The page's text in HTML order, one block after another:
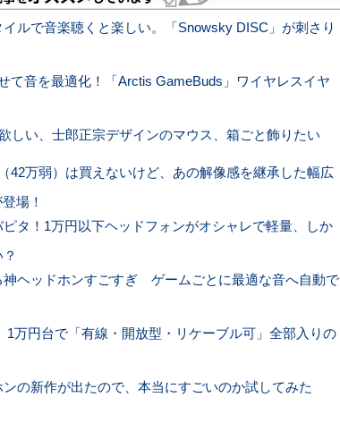
ルで音楽聴くと楽しい。「Snowsky DISC」が刺さり
て音を最適化！「Arctis GameBuds」ワイヤレスイヤ
しい、士郎正宗デザインのマウス、箱ごと飾りたい
42万弱）は買えないけど、あの解像感を継承した幅広
場！
タ！1万円以下ヘッドフォンがオシャレで軽量、しか
神ヘッドホンすごすぎ ゲームごとに最適な音へ自動で
1万円台で「有線・開放型・リケーブル可」全部入りの
の新作が出たので、本当にすごいのか試してみた